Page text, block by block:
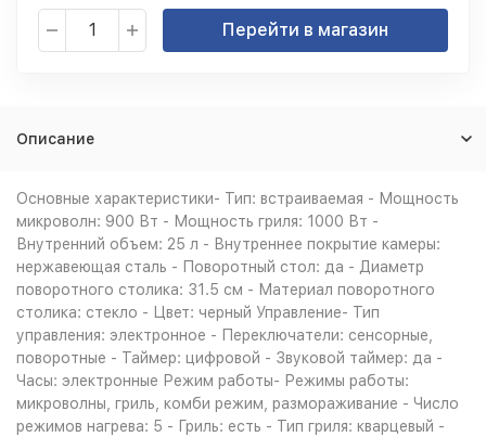
Перейти в магазин
Описание
Основные характеристики- Тип: встраиваемая - Мощность
микроволн: 900 Вт - Мощность гриля: 1000 Вт -
Внутренний объем: 25 л - Внутреннее покрытие камеры:
нержавеющая сталь - Поворотный стол: да - Диаметр
поворотного столика: 31.5 см - Материал поворотного
столика: стекло - Цвет: черный Управление- Тип
управления: электронное - Переключатели: сенсорные,
поворотные - Таймер: цифровой - Звуковой таймер: да -
Часы: электронные Режим работы- Режимы работы:
микроволны, гриль, комби режим, размораживание - Число
режимов нагрева: 5 - Гриль: есть - Тип гриля: кварцевый -